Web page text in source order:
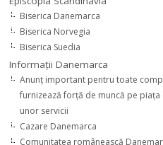
Biserica Danemarca
Biserica Norvegia
Biserica Suedia
Informaţii Danemarca
Anunţ important pentru toate
furnizează forţă de muncă pe
unor servicii
Cazare Danemarca
Comunitatea românească